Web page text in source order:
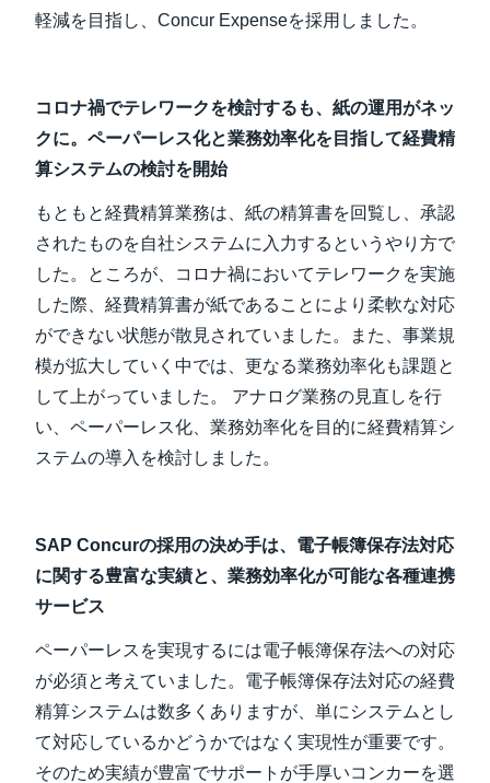
軽減を目指し、Concur Expenseを採用しました。
コロナ禍でテレワークを検討するも、紙の運用がネッ
クに。ペーパーレス化と業務効率化を目指して経費精
算システムの検討を開始
もともと経費精算業務は、紙の精算書を回覧し、承認
されたものを自社システムに入力するというやり方で
した。ところが、コロナ禍においてテレワークを実施
した際、経費精算書が紙であることにより柔軟な対応
ができない状態が散見されていました。また、事業規
模が拡大していく中では、更なる業務効率化も課題と
して上がっていました。 アナログ業務の見直しを行
い、ペーパーレス化、業務効率化を目的に経費精算シ
ステムの導入を検討しました。
SAP Concurの採用の決め手は、電子帳簿保存法対応
に関する豊富な実績と、業務効率化が可能な各種連携
サービス
ペーパーレスを実現するには電子帳簿保存法への対応
が必須と考えていました。電子帳簿保存法対応の経費
精算システムは数多くありますが、単にシステムとし
て対応しているかどうかではなく実現性が重要です。
そのため実績が豊富でサポートが手厚いコンカーを選